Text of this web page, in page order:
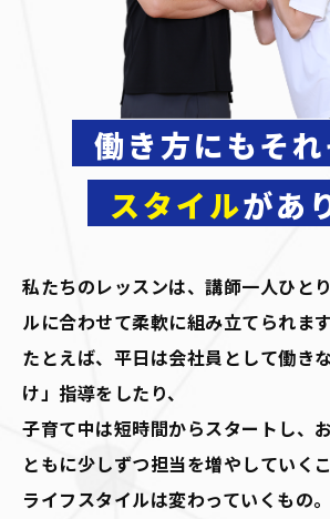
働き方にもそ
スタイルがあ
私たちのレッスンは、講師一人ひと
ルに合わせて柔軟に組み立てられます
たとえば、平日は会社員として働き
け」指導をしたり、
子育て中は短時間からスタートし、
ともに少しずつ担当を増やしていく
ライフスタイルは変わっていくもの。